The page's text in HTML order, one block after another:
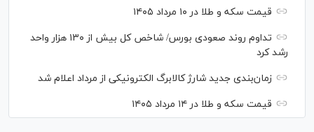
قیمت سکه و طلا در ۱۰ مرداد ۱۴۰۵
تداوم روند صعودی بورس/ شاخص کل بیش از ۱۳۰ هزار واحد
رشد کرد
زمان‌بندی جدید شارژ کالابرگ الکترونیکی از مرداد اعلام شد
قیمت سکه و طلا در ۱۴ مرداد ۱۴۰۵